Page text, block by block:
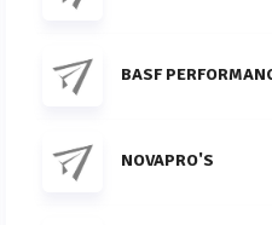
BASF
NOVAPRO'S